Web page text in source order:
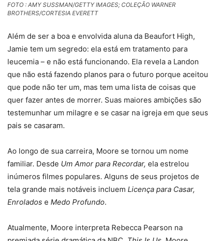
FOTO : AMY SUSSMAN/GETTY IMAGES; COLEÇÃO WARNER
BROTHERS/CORTESIA EVERETT
Além de ser a boa e envolvida aluna da Beaufort High,
Jamie tem um segredo: ela está em tratamento para
leucemia – e não está funcionando. Ela revela a Landon
que não está fazendo planos para o futuro porque aceitou
que pode não ter um, mas tem uma lista de coisas que
quer fazer antes de morrer. Suas maiores ambições são
testemunhar um milagre e se casar na igreja em que seus
pais se casaram.
Ao longo de sua carreira, Moore se tornou um nome
familiar. Desde Um Amor para Recordar, ela estrelou
inúmeros filmes populares. Alguns de seus projetos de
tela grande mais notáveis ​​incluem Licença para Casar,
Enrolados e Medo Profundo.
Atualmente, Moore interpreta Rebecca Pearson na